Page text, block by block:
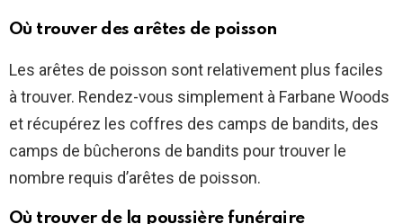
Où trouver des arêtes de poisson
Les arêtes de poisson sont relativement plus faciles
à trouver. Rendez-vous simplement à Farbane Woods
et récupérez les coffres des camps de bandits, des
camps de bûcherons de bandits pour trouver le
nombre requis d’arêtes de poisson.
Où trouver de la poussière funéraire